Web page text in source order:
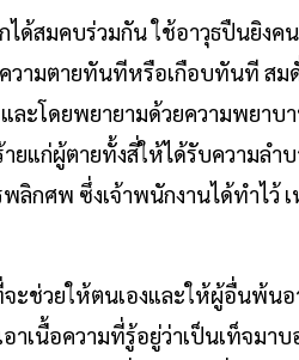
ได้สมคบร่วมกัน ใช้อาวุธปืนยิง
ามตายทันทีหรือเกือบทันที สมดั่
ละโดยพยายามด้วยความพยาบ
แก่ผู้ตายทั้งสี่ให้ได้รับความลำ
กศพ ซึ่งเจ้าพนักงานได้ทำไว้
จะช่วยให้ตนเองและให้ผู้อื่นพ้น
าเนื้อความที่รู้อยู่ว่าเป็นเท็จม